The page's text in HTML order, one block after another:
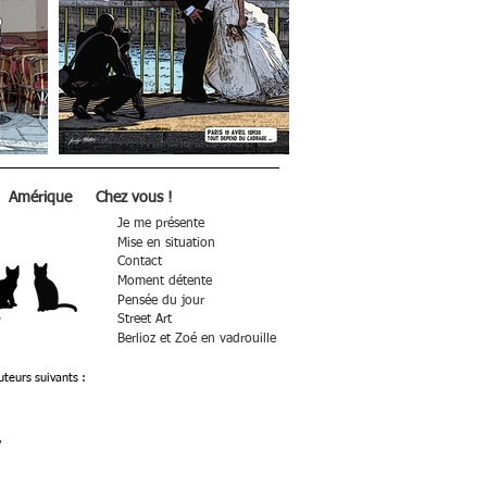
Amérique Chez vous !
Je me présente
Mise en situation
Contact
Moment détente
Pensée du jour
Street Art
Berlioz et Zoé en vadrouille
suivants :